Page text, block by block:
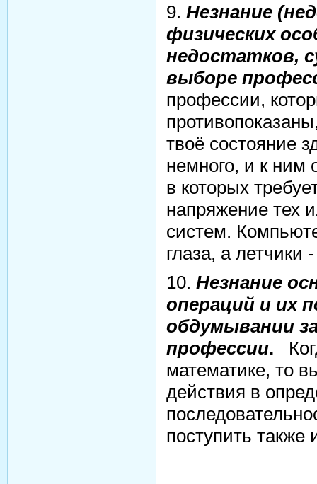
9. Незнание
физических
недостатков,
выборе
профессии,
твоё состояние
немного, и к ним
в которых
напряжение тех
систем.
глаза, а летчики
10. Незнание
операций и их
обдумывании
профессии.
математике, то
действия в
поступить